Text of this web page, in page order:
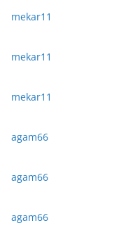
mekar11
mekar11
mekar11
agam66
agam66
agam66